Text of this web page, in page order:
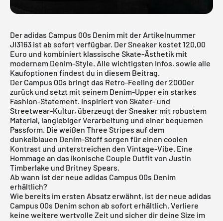
Der adidas Campus 00s Denim mit der Artikelnummer
JI3163 ist ab sofort verfügbar. Der Sneaker kostet 120,00
Euro und kombiniert klassische Skate-Ästhetik mit
modernem Denim-Style. Alle wichtigsten Infos, sowie alle
Kaufoptionen findest du in diesem Beitrag.
Der Campus 00s bringt das Retro-Feeling der 2000er
zurück und setzt mit seinem Denim-Upper ein starkes
Fashion-Statement. Inspiriert von Skater- und
Streetwear-Kultur, überzeugt der Sneaker mit robustem
Material, langlebiger Verarbeitung und einer bequemen
Passform. Die weißen Three Stripes auf dem
dunkelblauen Denim-Stoff sorgen für einen coolen
Kontrast und unterstreichen den Vintage-Vibe. Eine
Hommage an das ikonische Couple Outfit von Justin
Timberlake und Britney Spears.
Ab wann ist der neue adidas Campus 00s Denim
erhältlich?
Wie bereits im ersten Absatz erwähnt, ist der neue adidas
Campus 00s Denim schon ab sofort erhältlich. Verliere
keine weitere wertvolle Zeit und sicher dir deine Size im